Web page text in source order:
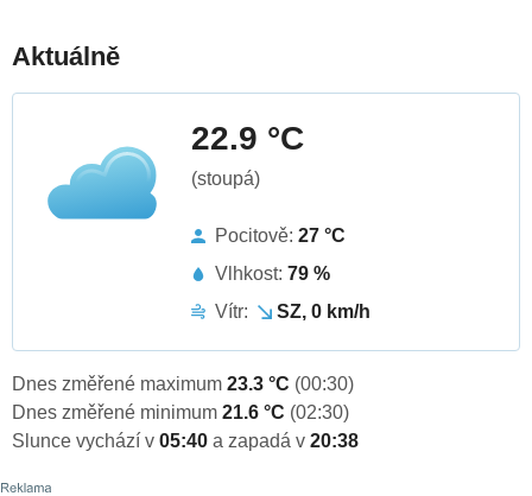
Aktuálně
22.9 °C
(stoupá)
Pocitově: 27 °C
Vlhkost: 79 %
Vítr:
SZ, 0 km/h
Dnes změřené maximum 23.3 °C (00:30)
Dnes změřené minimum 21.6 °C (02:30)
Slunce vychází v 05:40 a zapadá v 20:38